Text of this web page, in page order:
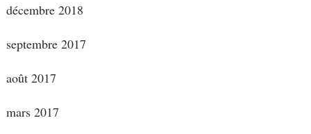
décembre 2018
septembre 2017
août 2017
mars 2017